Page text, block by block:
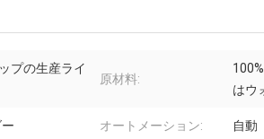
プの生産ライ
原材料:
はウ
オートメーション: 自動